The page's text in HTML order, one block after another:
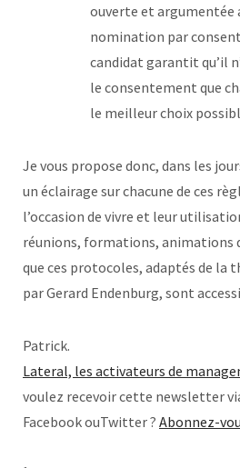
ouverte et argumentée
nomination par
candidat garantit qu’il
le consentement que
le meilleur choix
Je vous propose donc, dans les
un éclairage sur chacune de ces
l’occasion de vivre et leur
réunions, formations, animations
que ces protocoles, adaptés de la
par Gerard Endenburg, sont
Patrick.
Lateral, les activateurs de
voulez recevoir cette newsletter
Facebook ouTwitter ? Abonnez-